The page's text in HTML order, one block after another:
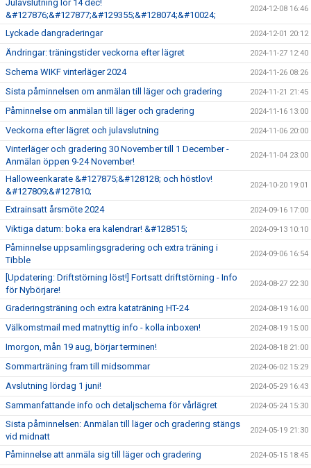
Julavslutning lör 14 dec!
&#127876;&#127877;&#129355;&#128074;&#10024;
2024-12-08 16:46
Lyckade dangraderingar 2024-12-01 20:12
Ändringar: träningstider veckorna efter lägret 2024-11-27 12:40
Schema WIKF vinterläger 2024 2024-11-26 08:26
Sista påminnelsen om anmälan till läger och gradering 2024-11-21 21:45
Påminnelse om anmälan till läger och gradering 2024-11-16 13:00
Veckorna efter lägret och julavslutning 2024-11-06 20:00
Vinterläger och gradering 30 November till 1 December -
Anmälan öppen 9-24 November!
2024-11-04 23:00
Halloweenkarate &#127875;&#128128; och höstlov!
&#127809;&#127810;
2024-10-20 19:01
Extrainsatt årsmöte 2024 2024-09-16 17:00
Viktiga datum: boka era kalendrar! &#128515; 2024-09-13 10:10
Påminnelse uppsamlingsgradering och extra träning i
Tibble
2024-09-06 16:54
[Updatering: Driftstörning löst!] Fortsatt driftstörning - Info
för Nybörjare!
2024-08-27 22:30
Graderingsträning och extra kataträning HT-24 2024-08-19 16:00
Välkomstmail med matnyttig info - kolla inboxen! 2024-08-19 15:00
Imorgon, mån 19 aug, börjar terminen! 2024-08-18 21:00
Sommarträning fram till midsommar 2024-06-02 15:29
Avslutning lördag 1 juni! 2024-05-29 16:43
Sammanfattande info och detaljschema för vårlägret 2024-05-24 15:30
Sista påminnelsen: Anmälan till läger och gradering stängs
vid midnatt
2024-05-19 21:30
Påminnelse att anmäla sig till läger och gradering 2024-05-15 18:45